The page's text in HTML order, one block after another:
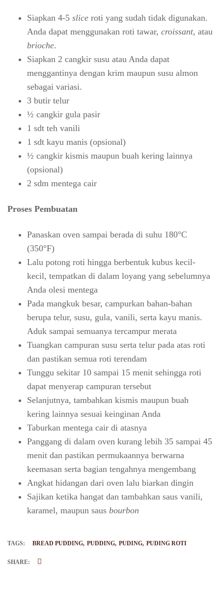
Siapkan 4-5 slice roti yang sudah tidak digunakan.
Anda dapat menggunakan roti tawar, croissant, atau
brioche.
Siapkan 2 cangkir susu atau Anda dapat
menggantinya dengan krim maupun susu almon
sebagai variasi.
3 butir telur
½ cangkir gula pasir
1 sdt teh vanili
1 sdt kayu manis (opsional)
½ cangkir kismis maupun buah kering lainnya
(opsional)
2 sdm mentega cair
Proses Pembuatan
Panaskan oven sampai berada di suhu 180°C
(350°F)
Lalu potong roti hingga berbentuk kubus kecil-
kecil, tempatkan di dalam loyang yang sebelumnya
Anda olesi mentega
Pada mangkuk besar, campurkan bahan-bahan
berupa telur, susu, gula, vanili, serta kayu manis.
Aduk sampai semuanya tercampur merata
Tuangkan campuran susu serta telur pada atas roti
dan pastikan semua roti terendam
Tunggu sekitar 10 sampai 15 menit sehingga roti
dapat menyerap campuran tersebut
Selanjutnya, tambahkan kismis maupun buah
kering lainnya sesuai keinginan Anda
Taburkan mentega cair di atasnya
Panggang di dalam oven kurang lebih 35 sampai 45
menit dan pastikan permukaannya berwarna
keemasan serta bagian tengahnya mengembang
Angkat hidangan dari oven lalu biarkan dingin
Sajikan ketika hangat dan tambahkan saus vanili,
karamel, maupun saus bourbon
TAGS: BREAD PUDDING PUDDING PUDING PUDING ROTI
SHARE: